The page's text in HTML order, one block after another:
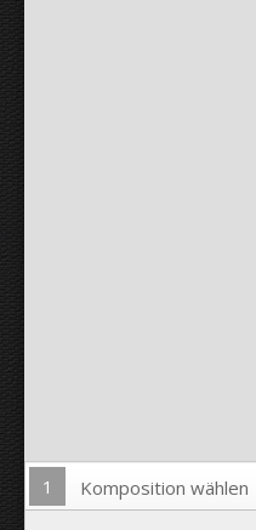
Bild
1 Komposition wählen